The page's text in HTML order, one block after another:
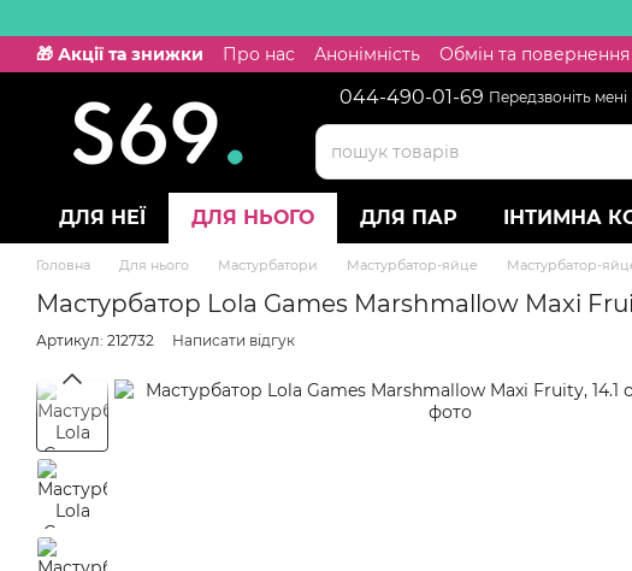
🎁 Акції та знижки
Про нас Анонімність Обмін та повернення
044-490-01-69 Передзвоніть мені
ДЛЯ НЕЇ ДЛЯ НЬОГО ДЛЯ ПАР ІНТИМНА
Головна Для нього Мастурбатори Мастурбатор-яйце Мастурбатор-
Мастурбатор Lola Games Marshmallow Maxi
Артикул: 212732 Написати відгук